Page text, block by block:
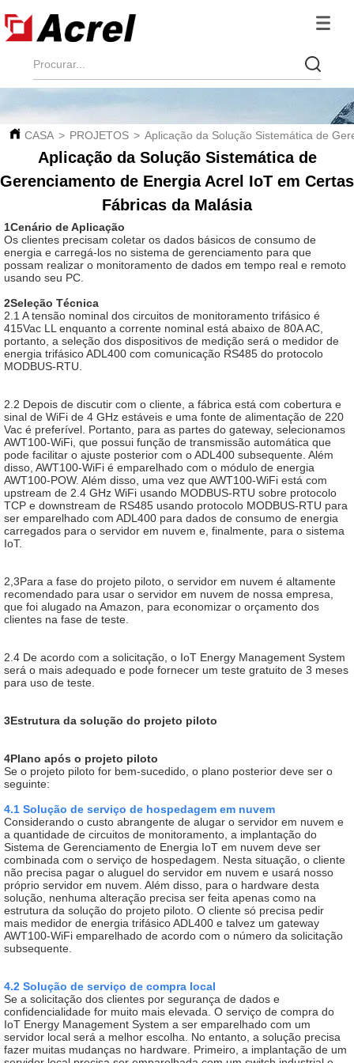
CASA > PROJETOS > Aplicação da Solução Sistemática de
Aplicação da Solução Sistemática de
Gerenciamento de Energia Acrel IoT em Certas
Fábricas da Malásia